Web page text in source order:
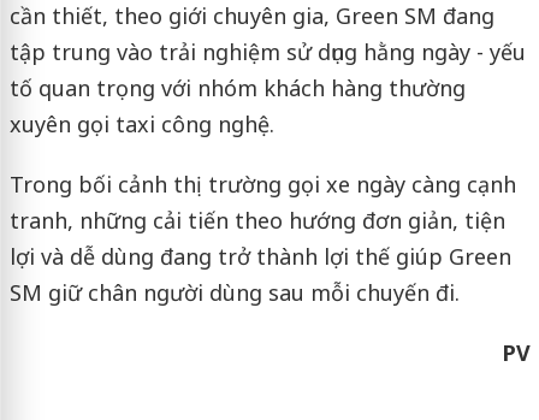
cần thiết, theo giới chuyên gia, Green SM đang
tập trung vào trải nghiệm sử dụng hằng ngày - yếu
tố quan trọng với nhóm khách hàng thường
xuyên gọi taxi công nghệ.
Trong bối cảnh thị trường gọi xe ngày càng cạnh
tranh, những cải tiến theo hướng đơn giản, tiện
lợi và dễ dùng đang trở thành lợi thế giúp Green
SM giữ chân người dùng sau mỗi chuyến đi.
PV